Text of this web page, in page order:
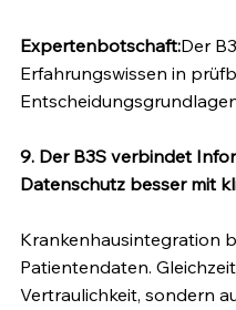
Expertenbotschaft:Der
Erfahrungswissen in
9. Der B3S verbindet
Datenschutz besser mit
Krankenhausintegration
Patientendaten.
Vertraulichkeit, sondern